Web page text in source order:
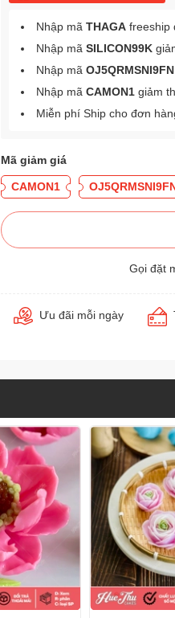
Nhập mã THAGA freeship
Nhập mã SILICON99K
Nhập mã OJ5QRMSNI9FN
Nhập mã CAMON1 giảm
Miễn phí Ship cho đơn
Mã giảm giá
CAMON1
Gọi đặt
Ưu đãi mỗi ngày